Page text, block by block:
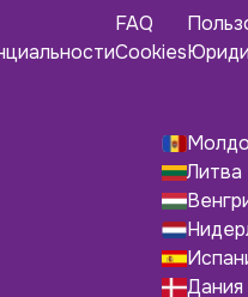
FAQ
Cookies
Литва
Дания